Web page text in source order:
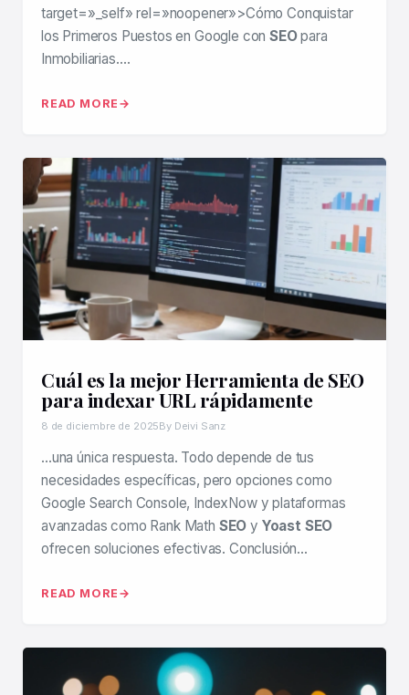
target=»_self» rel=»noopener»>Cómo Conquistar
los Primeros Puestos en Google conSEOpara
Inmobiliarias….
READ MORE
Cuál es la mejor Herramienta de SEO
para indexar URL rápidamente
8 de diciembre de 2025By Deivi Sanz
…una única respuesta. Todo depende de tus
necesidades específicas, pero opciones como
Google Search Console, IndexNow y plataformas
avanzadas como Rank Math SEO y Yoast SEO
ofrecen soluciones efectivas. Conclusión…
READ MORE